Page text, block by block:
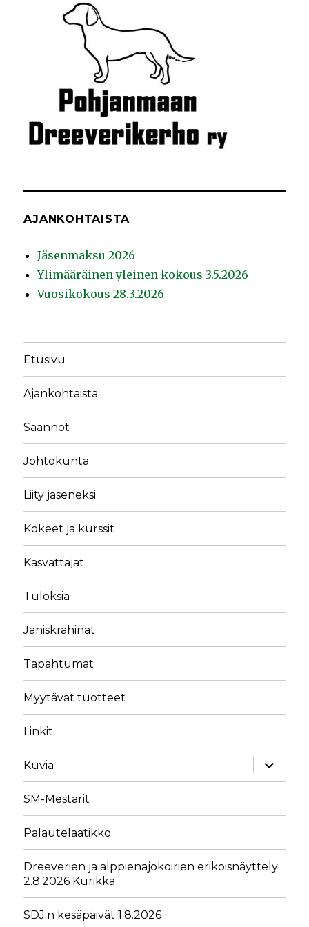
AJANKOHTAISTA
Jäsenmaksu 2026
Ylimääräinen yleinen kokous 3.5.2026
Vuosikokous 28.3.2026
Etusivu
Ajankohtaista
Säännöt
Johtokunta
Liity jäseneksi
Kokeet ja kurssit
Kasvattajat
Tuloksia
Jäniskrähinät
Tapahtumat
Myytävät tuotteet
Linkit
Kuvia
näytä
SM-Mestarit
Palautelaatikko
Dreeverien ja alppienajokoirien erikoisnäyttely
2.8.2026 Kurikka
SDJ:n kesäpäivät 1.8.2026